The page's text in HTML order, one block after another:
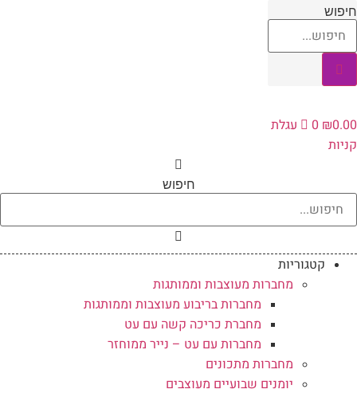
₪
0
עגלת
חיפוש
קטגוריות
מחברות מעוצבות וממותגות
מחברות בריבוע מעוצבות וממותגות
מחברת כריכה קשה עם עט
מחברות עם עט – נייר ממוחזר
מחברות מתכונים
יומנים שבועיים מעוצבים